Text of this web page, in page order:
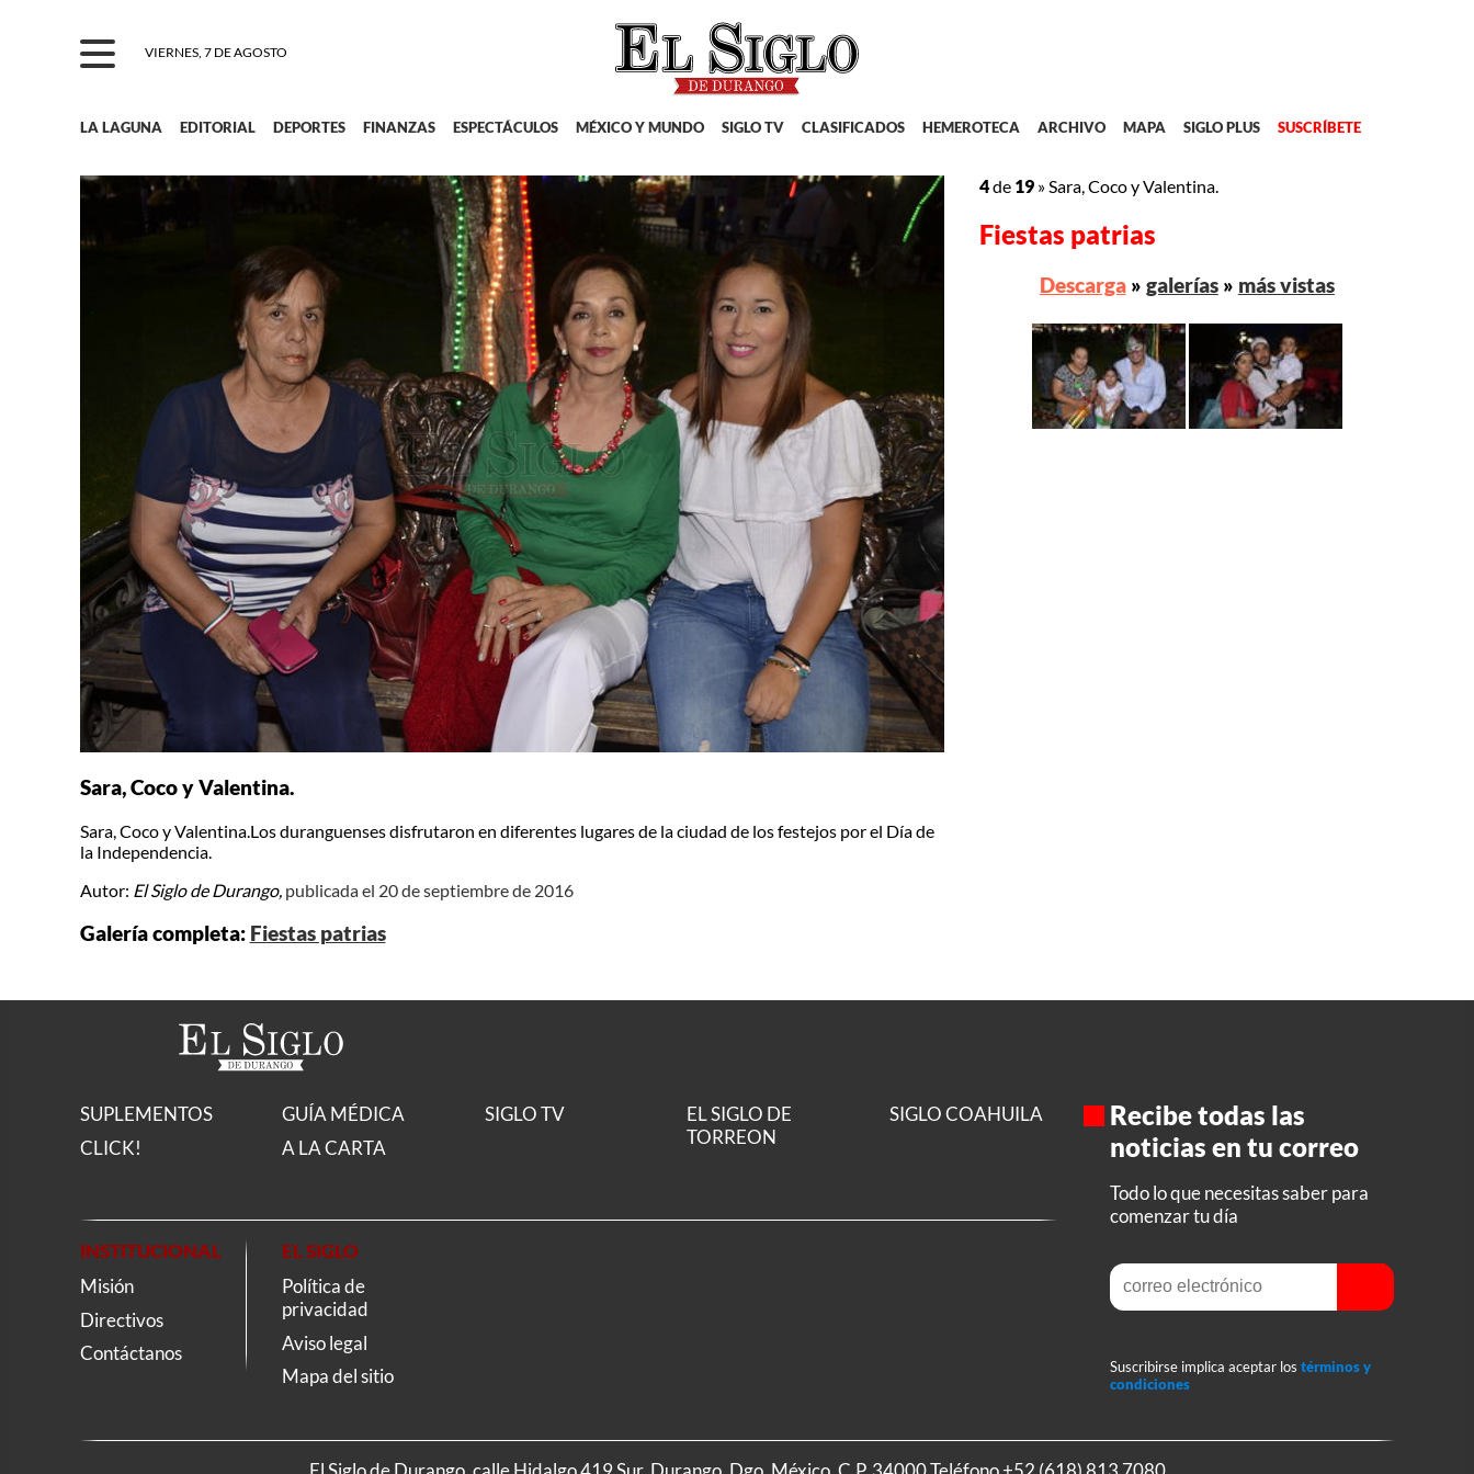
VIERNES, 7 DE AGOSTO
LA LAGUNA EDITORIAL DEPORTES FINANZAS ESPECTÁCULOS MÉXICO Y MUNDO SIGLO TV CLASIFICADOS HEMEROTECA ARCHIVO MAPA SIGLO PLUS SUSCRÍBETE
Sara, Coco y Valentina.
Sara, Coco y Valentina.Los duranguenses disfrutaron en diferentes lugares de la ciudad de los festejos por el Día de
la Independencia.
Autor: El Siglo de Durango, publicada el 20 de septiembre de 2016
Galería completa: Fiestas patrias
4de 19 »Sara, Coco y Valentina.
Fiestas patrias
Descarga» galerías» más vistas
SUPLEMENTOS
CLICK!
GUÍA MÉDICA
A LA CARTA
SIGLO TV
EL SIGLO DE
TORREON
SIGLO COAHUILA
INSTITUCIONAL
Misión
Directivos
Contáctanos
EL SIGLO
Política de
privacidad
Aviso legal
Mapa del sitio
Recibe todas las
noticias en tu correo
Todo lo que necesitas saber para
comenzar tu día
Suscribirse implica aceptar los términos y
condiciones